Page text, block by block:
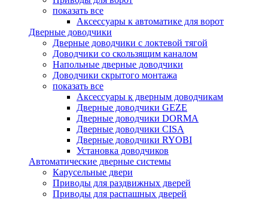
показать все
Аксессуары к автоматике для ворот
Дверные доводчики
Дверные доводчики с локтевой тягой
Доводчики со скользящим каналом
Напольные дверные доводчики
Доводчики скрытого монтажа
показать все
Аксессуары к дверным доводчикам
Дверные доводчики GEZE
Дверные доводчики DORMA
Дверные доводчики CISA
Дверные доводчики RYOBI
Установка доводчиков
Автоматические дверные системы
Карусельные двери
Приводы для раздвижных дверей
Приводы для распашных дверей